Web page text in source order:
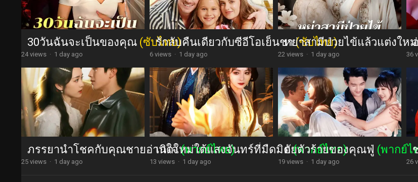
30วันฉันจะเป็นของคุณ (ซับไทย)
24 views · 1 day ago
รักลับคืนเดียวกับซีอีโอเย็นชา(ซับไทย)
6 views · 1 day ago
หย่าสามีป่วยไข้แล้วแต่งให
22 views · 1 day ago 36
ภรรยานำโชคกับคุณชายอ่านใจ(พากย์ไทย)
25 views · 1 day ago
เกิดใหม่ใต้แสงจันทร์ที่มืดมิด(พากย์ไทย)
13 views · 1 day ago
ยัยตัวร้ายของคุณฟู่ (พากย์ไ
19 views · 1 day ago 26